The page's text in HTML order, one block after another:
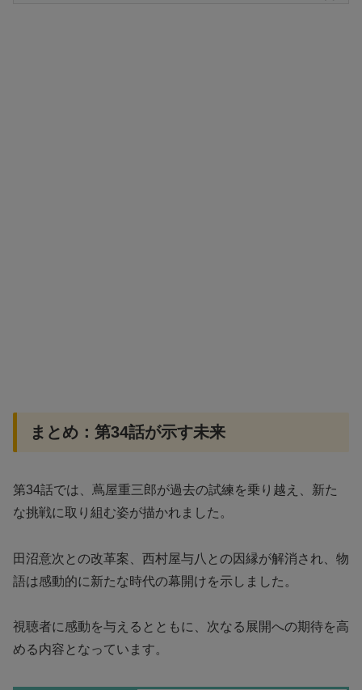
まとめ：第34話が示す未来
第34話では、蔦屋重三郎が過去の試練を乗り越え、新た
な挑戦に取り組む姿が描かれました。
田沼意次との改革案、西村屋与八との因縁が解消され、物
語は感動的に新たな時代の幕開けを示しました。
視聴者に感動を与えるとともに、次なる展開への期待を高
める内容となっています。